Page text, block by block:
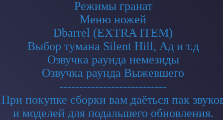
Режимы гранат
Меню ножей
Dbarrel (EXTRA ITEM)
Выбор тумана Silent Hill, Ад и т.д
Озвучка раунда немезиды
Озвучка раунда Выжевшего
---------------------------
При покупке сборки вам даёться пак
и моделей для подальшего обновления.